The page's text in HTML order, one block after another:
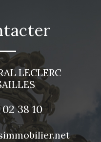
LECLERC
38 10